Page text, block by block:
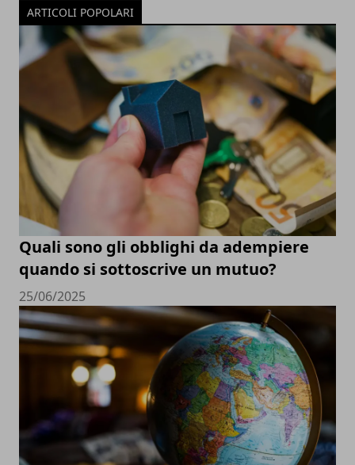
ARTICOLI POPOLARI
Quali sono gli obblighi da adempiere
quando si sottoscrive un mutuo?
25/06/2025